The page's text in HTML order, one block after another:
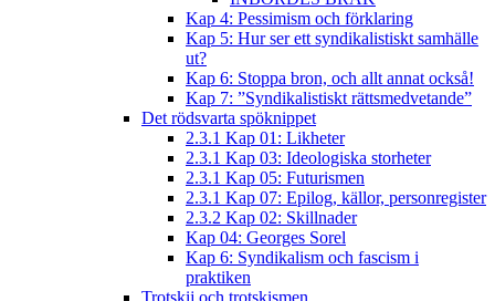
Kap 4: Pessimism och förklaring
Kap 5: Hur ser ett syndikalistiskt samhälle
ut?
Kap 6: Stoppa bron, och allt annat också!
Kap 7: ”Syndikalistiskt rättsmedvetande”
Det rödsvarta spöknippet
2.3.1 Kap 01: Likheter
2.3.1 Kap 03: Ideologiska storheter
2.3.1 Kap 05: Futurismen
2.3.1 Kap 07: Epilog, källor, personregister
2.3.2 Kap 02: Skillnader
Kap 04: Georges Sorel
Kap 6: Syndikalism och fascism i
praktiken
Trotskij och trotskismen